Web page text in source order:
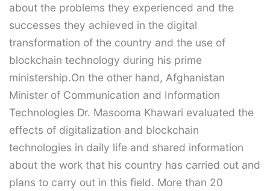
about the problems they experienced and the
successes they achieved in the digital
transformation of the country and the use of
blockchain technology during his prime
ministership.On the other hand, Afghanistan
Minister of Communication and Information
Technologies Dr. Masooma Khawari evaluated the
effects of digitalization and blockchain
technologies in daily life and shared information
about the work that his country has carried out and
plans to carry out in this field. More than 20